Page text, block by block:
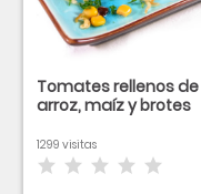
Tomates rellenos de
arroz, maíz y brotes
1299 visitas